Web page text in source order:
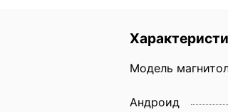
Модель
Андроид